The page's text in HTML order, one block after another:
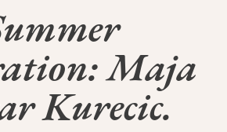
Maja
Kurecic.